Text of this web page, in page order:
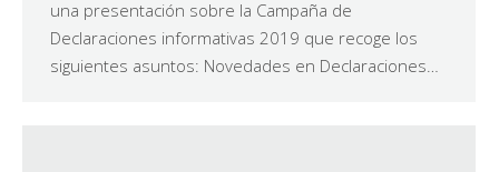
una presentación sobre la Campaña de
Declaraciones informativas 2019 que recoge los
siguientes asuntos: Novedades en Declaraciones…